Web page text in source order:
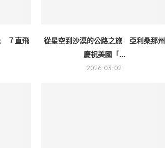
７直飛
從星空到沙漠的公路之旅 亞利桑那州
慶祝美國「...
2026-03-02